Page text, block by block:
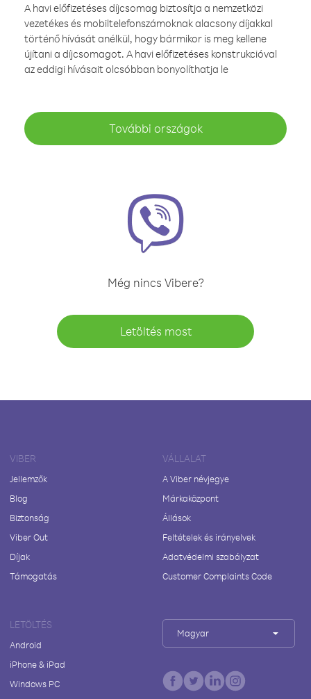
A havi előfizetéses díjcsomag biztosítja a nemzetközi
vezetékes és mobiltelefonszámoknak alacsony díjakkal
történő hívását anélkül, hogy bármikor is meg kellene
újítani a díjcsomagot. A havi előfizetéses konstrukcióval
az eddigi hívásait olcsóbban bonyolíthatja le
További országok
Még nincs Vibere?
Letöltés most
VIBER
Jellemzők
Blog
Biztonság
Viber Out
Díjak
Támogatás
VÁLLALAT
A Viber névjegye
Márkaközpont
Állások
Feltételek és irányelvek
Adatvédelmi szabályzat
Customer Complaints Code
LETÖLTÉS
Android
iPhone & iPad
Windows PC
Magyar